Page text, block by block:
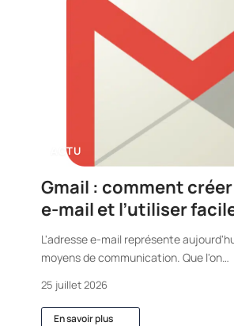
ACTU
Gmail : comment
e-mail et l’utiliser
L'adresse e-mail représente
moyens de communication. Que l'on…
25 juillet 2026
En savoir plus